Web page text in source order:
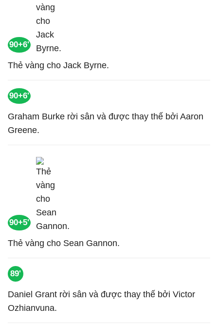
90+6'
Thẻ vàng cho Jack Byrne.
90+6'
Graham Burke rời sân và được thay thế bởi Aaron
Greene.
90+5'
Thẻ vàng cho Sean Gannon.
89'
Daniel Grant rời sân và được thay thế bởi Victor
Ozhianvuna.